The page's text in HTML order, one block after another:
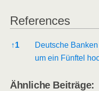
Refe­ren­ces
Refe­ren­ces
↑1
Deut­sche
um ein Fünf­tel
Ähn­li­che Beiträge: